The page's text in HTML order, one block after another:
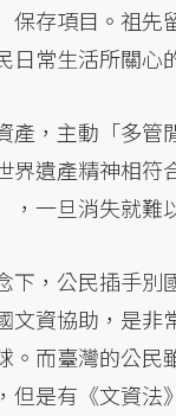
保存項目。祖先
日常生活所關心
產，主動「多管
界遺產精神相符
，一旦消失就難
下，公民插手別
文資協助，是非
。而臺灣的公民
但是有《文資法